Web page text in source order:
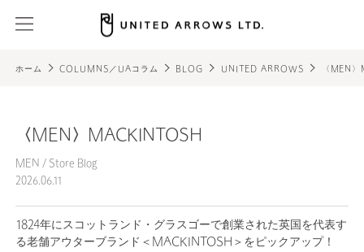
ホーム COLUMNS／UAコラム BLOG UNITED ARROWS 〈MEN
〈MEN〉MACKINTOSH
MEN / Store Blog
2026.06.11
1824年にスコットランド・グラスゴーで創業された英国を代表す
る老舗アウターブランド＜MACKINTOSH＞をピックアップ！